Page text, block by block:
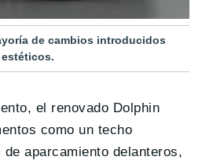
de cambios introducidos
estéticos.
el renovado Dolphin
como un techo
aparcamiento delanteros,